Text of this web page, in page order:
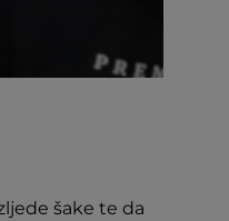
šake te da